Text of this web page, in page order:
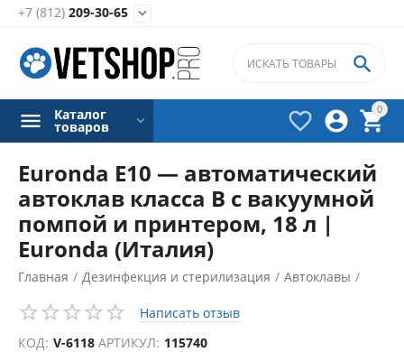
+7 (812) 209-30-65 
0




Каталог
товаров
Euronda E10 — автоматический
автоклав класса B с вакуумной
помпой и принтером, 18 л |
Euronda (Италия)
Главная / Дезинфекция и стерилизация / Автоклавы /
Написать отзыв
КОД: V-6118 АРТИКУЛ: 115740